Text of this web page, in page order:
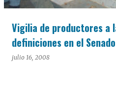
Vigilia de productores a
definiciones en el Senado
julio 16, 2008